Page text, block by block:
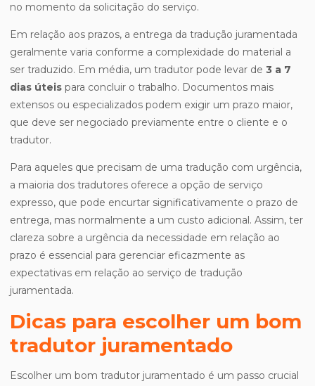
no momento da solicitação do serviço.
Em relação aos prazos, a entrega da tradução juramentada
geralmente varia conforme a complexidade do material a
ser traduzido. Em média, um tradutor pode levar de 3 a 7
dias úteis para concluir o trabalho. Documentos mais
extensos ou especializados podem exigir um prazo maior,
que deve ser negociado previamente entre o cliente e o
tradutor.
Para aqueles que precisam de uma tradução com urgência,
a maioria dos tradutores oferece a opção de serviço
expresso, que pode encurtar significativamente o prazo de
entrega, mas normalmente a um custo adicional. Assim, ter
clareza sobre a urgência da necessidade em relação ao
prazo é essencial para gerenciar eficazmente as
expectativas em relação ao serviço de tradução
juramentada.
Dicas para escolher um bom
tradutor juramentado
Escolher um bom tradutor juramentado é um passo crucial